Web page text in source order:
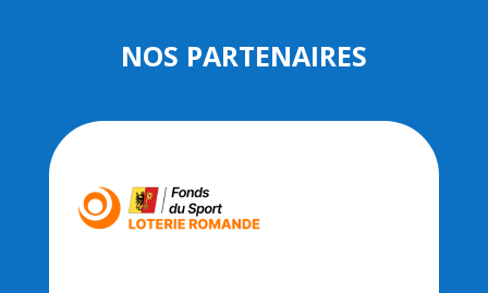
NOS PARTENAIRES